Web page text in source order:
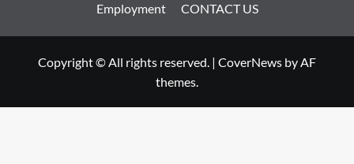
Employment
CONTACT US
Copyright © All rights reserved. | CoverNews by AF
themes.